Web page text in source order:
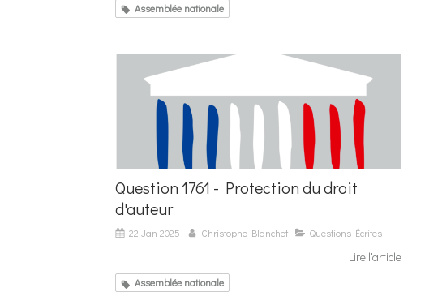
Assemblée nationale
Question 1761 - Protection du droit
d'auteur
22 Jan 2025 Christophe Blanchet Questions Écrites
Lire l'article
Assemblée nationale